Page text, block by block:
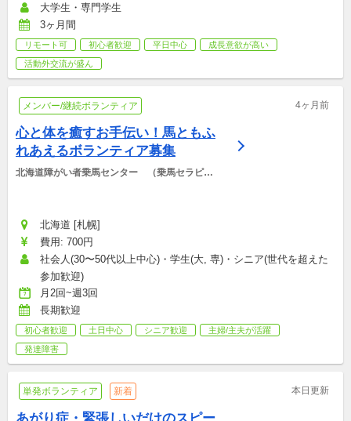
大学生・専門学生
3ヶ月間
リモート可 初心者歓迎 平日中心
成長意欲が高い
活動外交流が盛ん
メンバー/継続ボランティア 4ヶ月前
心と体を癒すお手伝い！馬ともふ
れあえるボランティア募集
北海道障がい者乗馬センター　（乗馬セラピー
北海道 [札幌]
費用: 700円
社会人(30〜50代以上中心)・学生(大, 専)・シニア(世代を超えた
参加歓迎)
月2回~週3回
長期歓迎
初心者歓迎 土日中心 シニア歓迎
主婦/主夫が活躍
発達障害
単発ボランティア 新着 本日更新
あがり症・緊張しいだけのスピー